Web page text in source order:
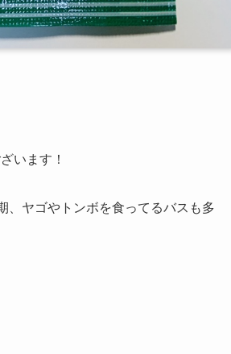
います！
、ヤゴやトンボを食ってるバスも多